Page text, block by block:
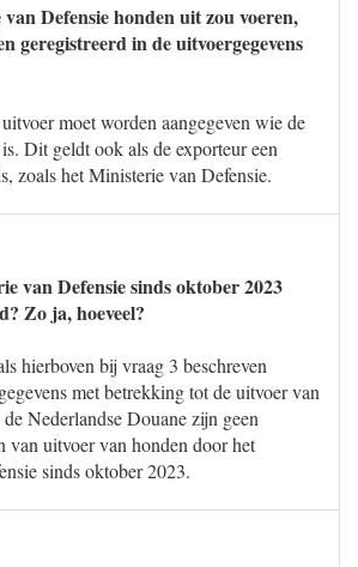
Defensie honden uit zou voeren,
geregistreerd in de uitvoergegevens
moet worden aangegeven wie de
Dit geldt ook als de exporteur een
zoals het Ministerie van Defensie.
van Defensie sinds oktober 2023
Zo ja, hoeveel?
hierboven bij vraag 3 beschreven
met betrekking tot de uitvoer van
Nederlandse Douane zijn geen
van uitvoer van honden door het
sinds oktober 2023.